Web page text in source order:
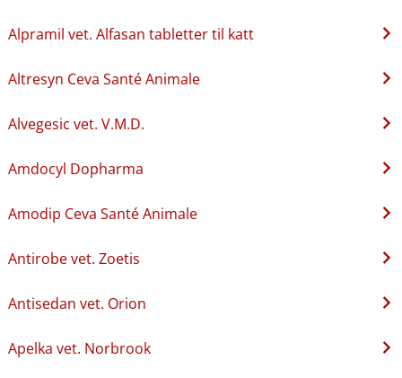
Alpramil vet. Alfasan tabletter til katt
Altresyn Ceva Santé Animale
Alvegesic vet. V.M.D.
Amdocyl Dopharma
Amodip Ceva Santé Animale
Antirobe vet. Zoetis
Antisedan vet. Orion
Apelka vet. Norbrook